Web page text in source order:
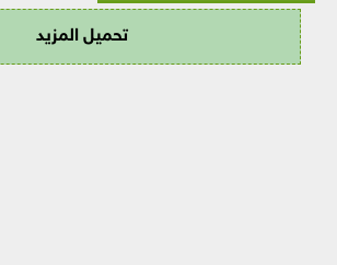
تحميل المزيد